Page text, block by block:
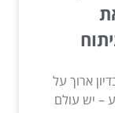
ארוך על
– יש עולם